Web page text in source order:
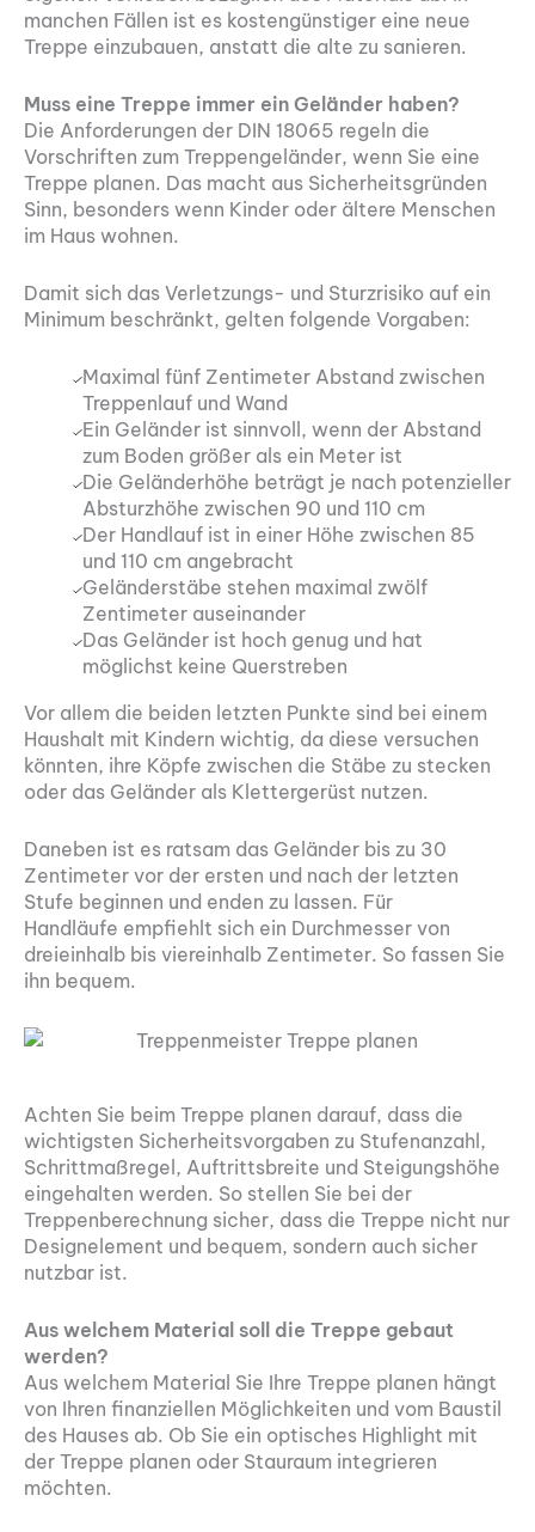
manchen Fällen ist es kostengünstiger eine neue
Treppe einzubauen, anstatt die alte zu sanieren.
Muss eine Treppe immer ein Geländer haben?
Die Anforderungen der DIN 18065 regeln die
Vorschriften zum Treppengeländer, wenn Sie eine
Treppe planen. Das macht aus Sicherheitsgründen
Sinn, besonders wenn Kinder oder ältere Menschen
im Haus wohnen.
Damit sich das Verletzungs- und Sturzrisiko auf ein
Minimum beschränkt, gelten folgende Vorgaben:
Maximal fünf Zentimeter Abstand zwischen
Treppenlauf und Wand
Ein Geländer ist sinnvoll, wenn der Abstand
zum Boden größer als ein Meter ist
Die Geländerhöhe beträgt je nach potenzieller
Absturzhöhe zwischen 90 und 110 cm
Der Handlauf ist in einer Höhe zwischen 85
und 110 cm angebracht
Geländerstäbe stehen maximal zwölf
Zentimeter auseinander
Das Geländer ist hoch genug und hat
möglichst keine Querstreben
Vor allem die beiden letzten Punkte sind bei einem
Haushalt mit Kindern wichtig, da diese versuchen
könnten, ihre Köpfe zwischen die Stäbe zu stecken
oder das Geländer als Klettergerüst nutzen.
Daneben ist es ratsam das Geländer bis zu 30
Zentimeter vor der ersten und nach der letzten
Stufe beginnen und enden zu lassen. Für
Handläufe empfiehlt sich ein Durchmesser von
dreieinhalb bis viereinhalb Zentimeter. So fassen Sie
ihn bequem.
Achten Sie beim Treppe planen darauf, dass die
wichtigsten Sicherheitsvorgaben zu Stufenanzahl,
Schrittmaßregel, Auftrittsbreite und Steigungshöhe
eingehalten werden. So stellen Sie bei der
Treppenberechnung sicher, dass die Treppe nicht nur
Designelement und bequem, sondern auch sicher
nutzbar ist.
Aus welchem Material soll die Treppe gebaut
werden?
Aus welchem Material Sie Ihre Treppe planen hängt
von Ihren finanziellen Möglichkeiten und vom Baustil
des Hauses ab. Ob Sie ein optisches Highlight mit
der Treppe planen oder Stauraum integrieren
möchten.